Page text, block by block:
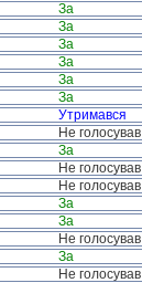
За
За
За
За
За
За
Утримався
Не голосував
За
Не голосував
Не голосував
За
За
Не голосував
За
Не голосував